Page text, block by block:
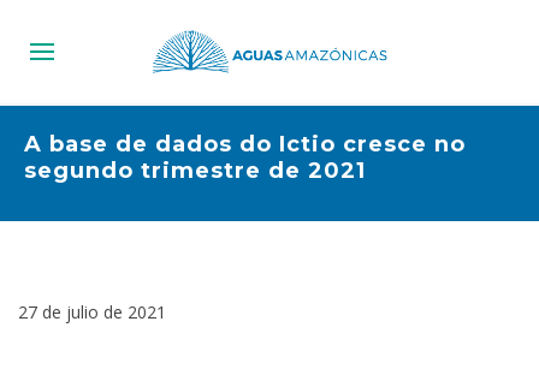
A base de dados do Ictio cresce no
segundo trimestre de 2021
27 de julio de 2021